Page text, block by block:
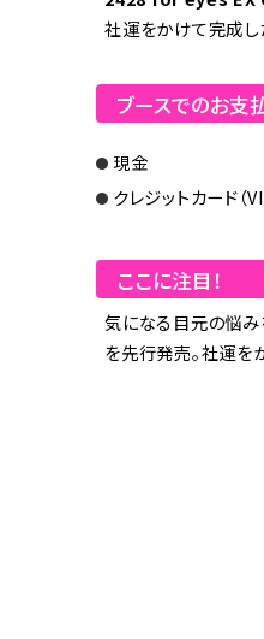
社運をかけて完成し
ブースでのお支
現金
クレジットカード（
ここに注目！
気になる目元の悩み
を先行発売。社運を